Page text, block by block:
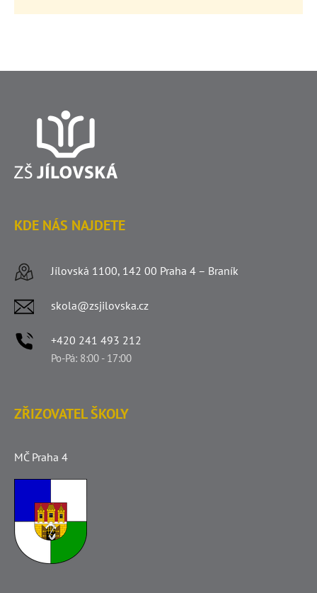
KDE NÁS NAJDETE
Jílovská 1100, 142 00 Praha 4 – Braník
skola@zsjilovska.cz
+420 241 493 212
Po-Pá: 8:00 - 17:00
ZŘIZOVATEL ŠKOLY
MČ Praha 4